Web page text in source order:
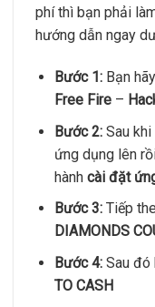
phí thì bạn phải
hướng dẫn ngay
Bước 1:Bạn
Free Fire–
Bước 2:Sau khi
ứng dụng lên
hànhcài đặt
Bước 3:Tiếp
DIAMONDS
Bước 4:Sau đó
TO CASH